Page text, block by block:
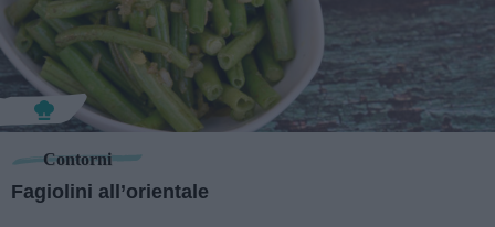
Contorni
Fagiolini all’orientale